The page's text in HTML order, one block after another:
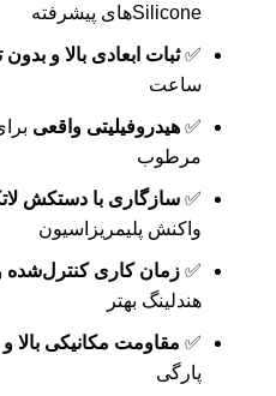
Silicone‌های پیشرفته
✅ثبات ابعادی بالا و
ساعت
✅ هیدروفیلیتی واقعی
مرطوب
✅ سازگاری با دستکش
واکنش پلیمریزاسیون
✅ زمان کاری کنترل‌شده
هندلینگ بهتر
✅ مقاومت مکانیکی بالا
پارگی